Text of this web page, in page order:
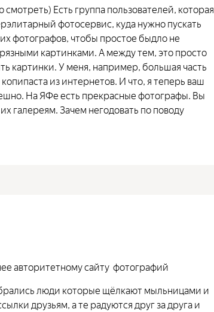
Есть группа пользователей, которая
фотосервис, куда нужно пускать
фотографов, чтобы простое быдло не
картинками. А между тем, это просто
картинки. У меня, например, большая часть
из интернетов. И что, я теперь ваш
На ЯФе есть прекрасные фотографы. Вы
галереям. Зачем негодовать по поводу
авторитетному сайту фотографий
люди которые щёлкают мыльницами и
друзьям, а те радуются друг за друга и